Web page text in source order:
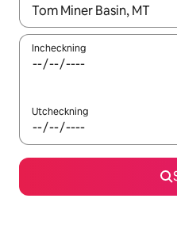
När resultaten är
Incheckning
Utcheckning